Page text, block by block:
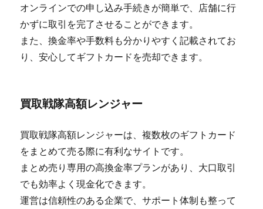
オンラインでの申し込み手続きが簡単で、店舗に行
かずに取引を完了させることができます。
また、換金率や手数料も分かりやすく記載されてお
り、安心してギフトカードを売却できます。
買取戦隊高額レンジャー
買取戦隊高額レンジャーは、複数枚のギフトカード
をまとめて売る際に有利なサイトです。
まとめ売り専用の高換金率プランがあり、大口取引
でも効率よく現金化できます。
運営は信頼性のある企業で、サポート体制も整って